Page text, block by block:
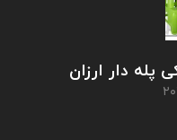
پله دار ارزان